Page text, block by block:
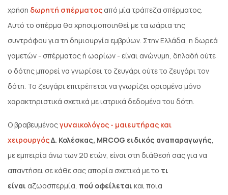
χρήση δωρητή σπέρματος από μία τράπεζα σπέρματος.
Αυτό το σπέρμα θα χρησιμοποιηθεί με τα ωάρια της
συντρόφου για τη δημιουργία εμβρύων. Στην Ελλάδα, η δωρεά
γαμετών - σπέρματος ή ωαρίων - είναι ανώνυμη, δηλαδή ούτε
ο δότης μπορεί να γνωρίσει το ζευγάρι ούτε το ζευγάρι τον
δότη. Το ζευγάρι επιτρέπεται να γνωρίζει ορισμένα μόνο
χαρακτηριστικά σχετικά με ιατρικά δεδομένα του δότη.
Ο βραβευμένοςγυναικολόγος - μαιευτήρας και
χειρουργόςΔ. Κολέσκας, MRCOG ειδικός αναπαραγωγής
με εμπειρία άνω των 20 ετών, είναι στη διάθεσή σας για να
απαντήσει σε κάθε σας απορία σχετικά με το τι
είναι αζωοσπερμία, πού οφείλεται και ποια